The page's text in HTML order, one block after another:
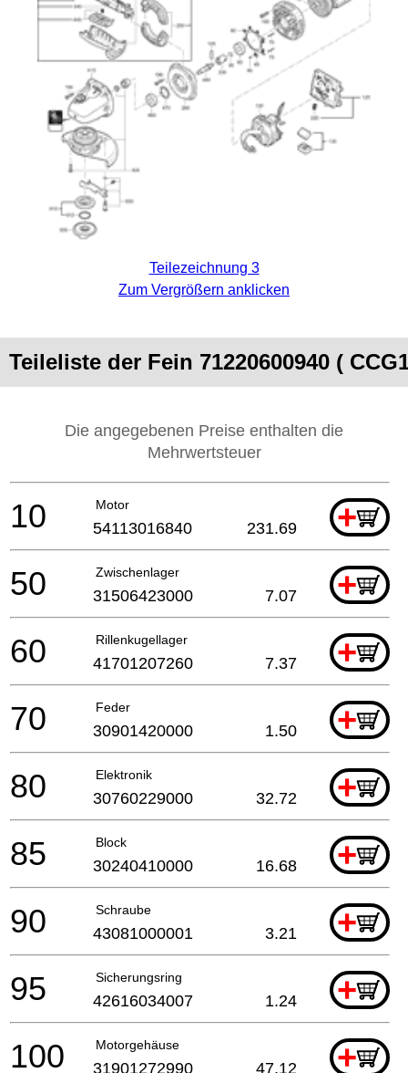
Teilezeichnung 3
Zum Vergrößern anklicken
Teileliste der Fein 71220600940 (
Die angegebenen Preise enthalten die
Mehrwertsteuer
Motor +
10 54113016840 231.69
Zwischenlager +
50 31506423000 7.07
Rillenkugellager +
60 41701207260 7.37
Feder +
70 30901420000 1.50
Elektronik +
80 30760229000 32.72
Block +
85 30240410000 16.68
Schraube +
90 43081000001 3.21
Sicherungsring +
95 42616034007 1.24
Motorgehäuse +
100 31901272990 47.12